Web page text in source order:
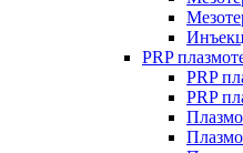
PRP
PRP
PRP